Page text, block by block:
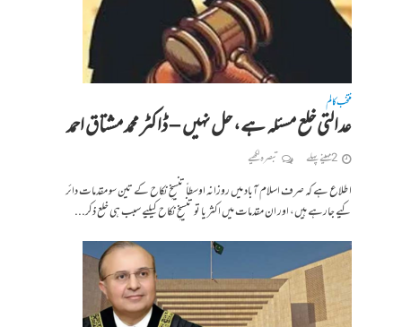
منتخب کالم
عدالتی خلع مسئلہ ہے، حل نہیں – ڈاکٹر محمد مشتاق احمد
2 مہینے پہلے تبصرہ لکھیے
اطلاع ہے کہ صرف اسلام آباد میں روزانہ اوسطاً تنسیخِ نکاح کے تین سو مقدمات دائر
کیے جارہے ہیں، اور ان مقدمات میں اکثر یا تو تنسیخِ نکاح کیلیے سبب ہی خلع ذکر...